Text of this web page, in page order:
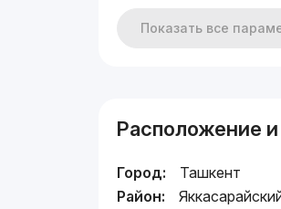
Показать все
Расположение
Город:
Ташкент
Район: